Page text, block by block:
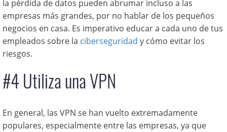
la pérdida de datos pueden abrumar incluso a las
empresas más grandes, por no hablar de los pequeños
negocios en casa. Es imperativo educar a cada uno de tus
empleados sobre la ciberseguridad y cómo evitar los
riesgos.
#4 Utiliza una VPN
En general, las VPN se han vuelto extremadamente
populares, especialmente entre las empresas, ya que